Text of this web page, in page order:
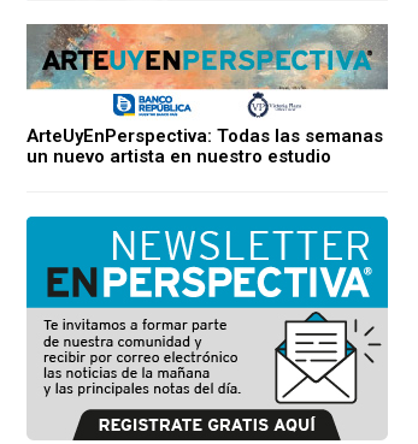
ArteUyEnPerspectiva: Todas las semanas
un nuevo artista en nuestro estudio